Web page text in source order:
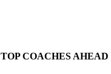
TOP COACHES AHEAD